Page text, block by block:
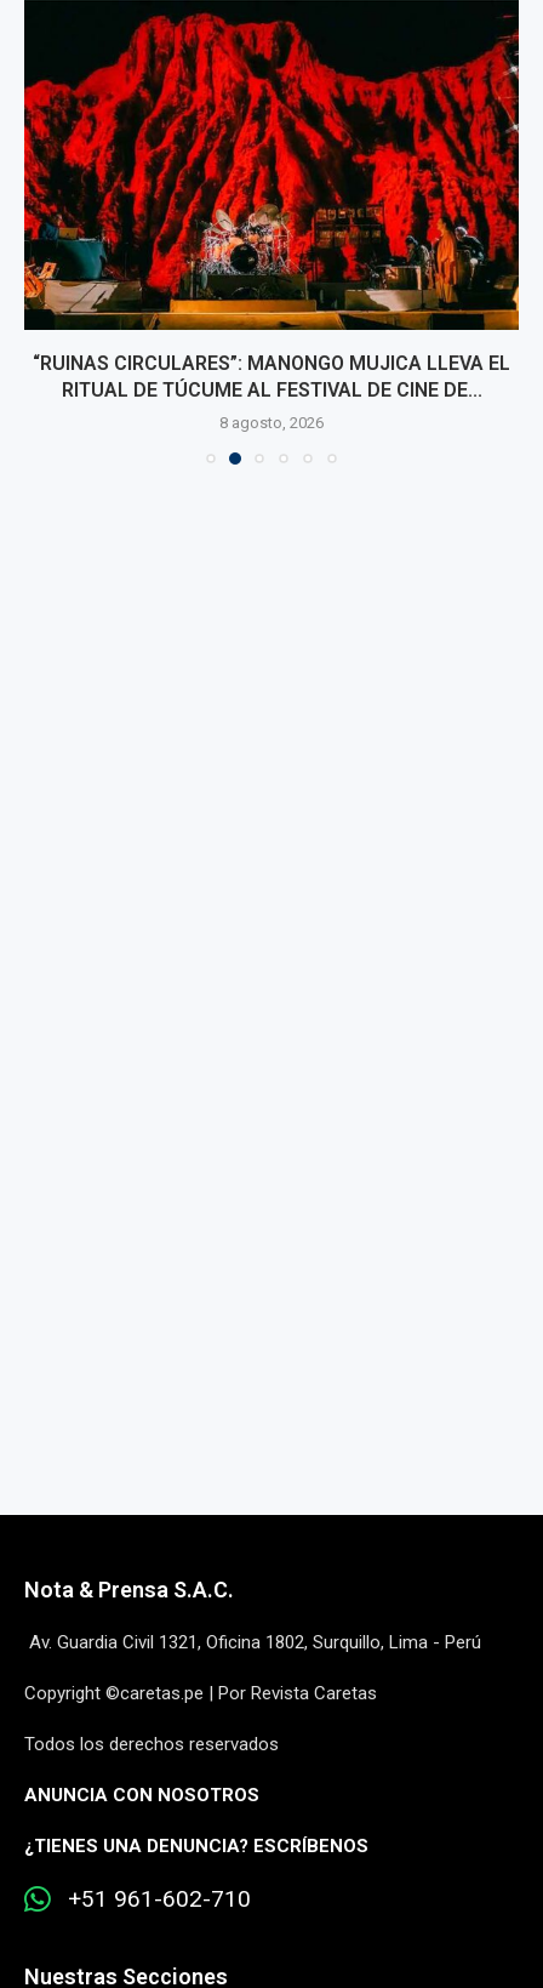
“RUINAS CIRCULARES”: MANONGO MUJICA LLEVA EL
RITUAL DE TÚCUME AL FESTIVAL DE CINE DE...
8 agosto, 2026
Nota & Prensa S.A.C.
Av. Guardia Civil 1321, Oficina 1802, Surquillo, Lima - Perú
Copyright ©caretas.pe | Por Revista Caretas
Todos los derechos reservados
ANUNCIA CON NOSOTROS
¿TIENES UNA DENUNCIA? ESCRÍBENOS
+51 961-602-710
Nuestras Secciones